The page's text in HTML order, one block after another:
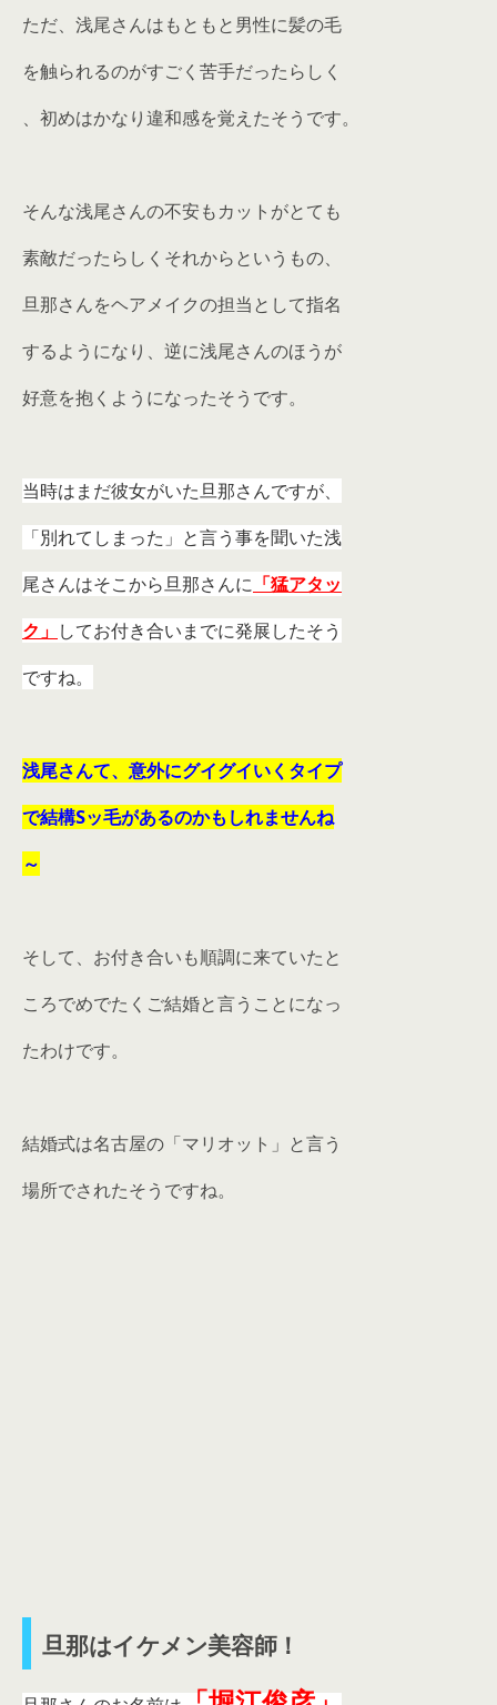
ただ、浅尾さんはもともと男性に髪の毛
を触られるのがすごく苦手だったらしく
、初めはかなり違和感を覚えたそうです。
そんな浅尾さんの不安もカットがとても
素敵だったらしくそれからというもの、
旦那さんをヘアメイクの担当として指名
するようになり、逆に浅尾さんのほうが
好意を抱くようになったそうです。
当時はまだ彼女がいた旦那さんですが、
「別れてしまった」と言う事を聞いた浅
尾さんはそこから旦那さんに 「猛アタッ
ク」 してお付き合いまでに発展したそう
ですね。
浅尾さんて、意外にグイグイいくタイプ
で結構Sッ毛があるのかもしれませんね
～
そして、お付き合いも順調に来ていたと
ころでめでたくご結婚と言うことになっ
たわけです。
結婚式は名古屋の「マリオット」と言う
場所でされたそうですね。
旦那はイケメン美容師！